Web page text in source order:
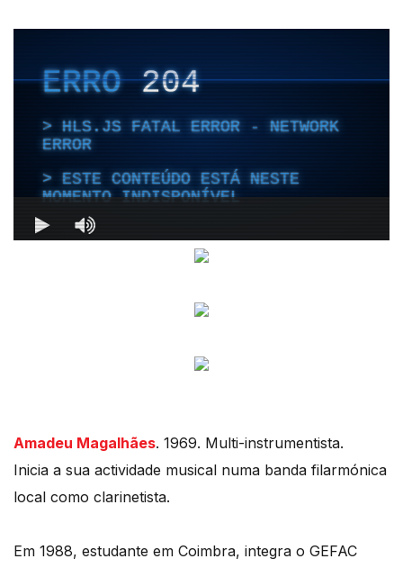
Amadeu Magalhães. 1969. Multi-instrumentista.
Inicia a sua actividade musical numa banda filarmónica
local como clarinetista.
Em 1988, estudante em Coimbra, integra o GEFAC